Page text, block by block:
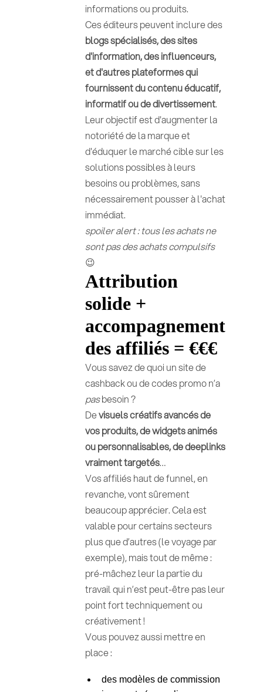
informations ou produits.
Ces éditeurs peuvent inclure des
blogs spécialisés, des sites
d'information, des influenceurs,
et d'autres plateformes qui
fournissent du contenu éducatif,
informatif ou de divertissement.
Leur objectif est d'augmenter la
notoriété de la marque et
d'éduquer le marché cible sur les
solutions possibles à leurs
besoins ou problèmes, sans
nécessairement pousser à l'achat
immédiat.
spoiler alert : tous les achats ne
sont pas des achats compulsifs
😉
Attribution
solide +
accompagnement
des affiliés = €€€
Vous savez de quoi un site de
cashback ou de codes promo n’a
pasbesoin ?
Devisuels créatifs avancés de
vos produits, de widgets animés
ou personnalisables, de deeplinks
vraiment targetés…
Vos affiliés haut de funnel, en
revanche, vont sûrement
beaucoup apprécier. Cela est
valable pour certains secteurs
plus que d’autres (le voyage par
exemple), mais tout de même :
pré-mâchez leur la partie du
travail qui n’est peut-être pas leur
point fort techniquement ou
créativement !
Vous pouvez aussi mettre en
place :
des modèles de commission